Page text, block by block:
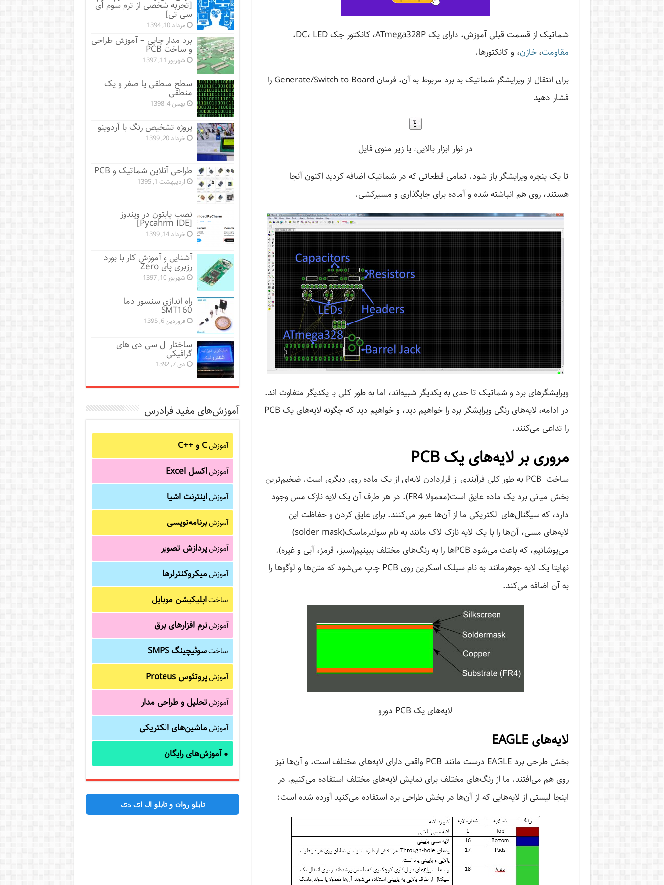
شماتیک از قسمت قبلی آموزش، دارای یک ATmega328P، کانکتور جک DC، LED،
مقاومت،خازن، و کانکتورها.
برای انتقال از ویرایشگر شماتیک به برد مربوط به آن، فرمان Generate/Switch to Board را
فشار دهید
در نوار ابزار بالایی، یا زیر منوی فایل
تا یک پنجره ویرایشگر باز شود. تمامی قطعاتی که در شماتیک اضافه کردید اکنون آنجا
هستند، روی هم انباشته شده و آماده برای جایگذاری و مسیرکشی.
ویرایشگرهای برد و شماتیک تا حدی به یکدیگر شبیه‌اند، اما به طور کلی با یکدیگر متفاوت اند.
در ادامه، لایه‌های رنگی ویرایشگر برد را خواهیم دید، و خواهیم دید که چگونه لایه‌های یک PCB
را تداعی می‌کنند.
مروری بر لایه‌های یک PCB
ساخت PCB به طور کلی فرآیندی از قراردادن لایه‌ای از یک ماده روی دیگری است. ضخیم‌ترین
بخش میانی برد یک ماده عایق است(معمولا FR4). در هر طرف آن یک لایه نازک مس وجود
دارد، که سیگنال‌های الکتریکی ما از آن‌ها عبور می‌کنند. برای عایق کردن و حفاظت این
لایه‌های مسی، آن‌ها را با یک لایه نازک لاک مانند به نام سولدرماسک(solder mask)
می‌پوشانیم، که باعث می‌شود PCBها را به رنگ‌های مختلف ببینیم(سبز، قرمز، آبی و غیره).
نهایتا یک لایه جوهرمانند به نام سیلک اسکرین روی PCB چاپ می‌شود که متن‌ها و لوگوها را
به آن اضافه می‌کند.
لایه‌های یک PCB دورو
لایه‌های EAGLE
بخش طراحی برد EAGLE درست مانند PCB واقعی دارای لایه‌های مختلف است، و آن‌ها نیز
روی هم می‌افتند. ما از رنگ‌های مختلف برای نمایش لایه‌های مختلف استفاده می‌کنیم. در
اینجا لیستی از لایه‌هایی که از آن‌ها در بخش طراحی برد استفاده می‌کنید آورده شده است:
[تجربه شخصی از ترم سوم آی
سی تی]
مرداد 10, 1394
برد مدار چاپی – آموزش طراحی
و ساخت PCB
شهریور 11, 1397
سطح منطقی یا صفر و یک
منطقی
بهمن 4, 1398
پروژه تشخیص رنگ با آردوینو
خرداد 20, 1399
طراحی آنلاین شماتیک و PCB
اردیبهشت 1, 1395
نصب پایتون در ویندوز
[Pycahrm IDE]
خرداد 14, 1399
آشنایی و آموزش کار با بورد
رزبری پای Zero
شهریور 10, 1397
راه اندازی سنسور دما
SMT160
فروردین 6, 1395
ساختار ال سی دی های
گرافیکی
دی 7, 1392
آموزش‌های مفید فرادرس
آموزشC و C++‎
آموزشاکسل Excel
آموزشاینترنت اشیا
آموزشبرنامه‌نویسی
آموزشپردازش تصویر
آموزشمیکروکنترلرها
ساختاپلیکیشن موبایل
آموزشنرم افزارهای برق
ساختسوئیچینگ SMPS
آموزشپروتئوس Proteus
آموزشتحلیل و طراحی مدار
آموزشماشین‌های الکتریکی
●آموزش‌های رایگان
تابلو روان و تابلو ال ای دی